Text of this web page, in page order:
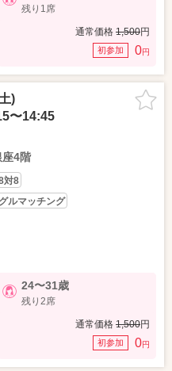
残り1席
通常価格 1,500円
初参加 0円
)
〜14:45
座4階
対8
ルマッチング
24〜31歳
残り2席
通常価格 1,500円
初参加 0円